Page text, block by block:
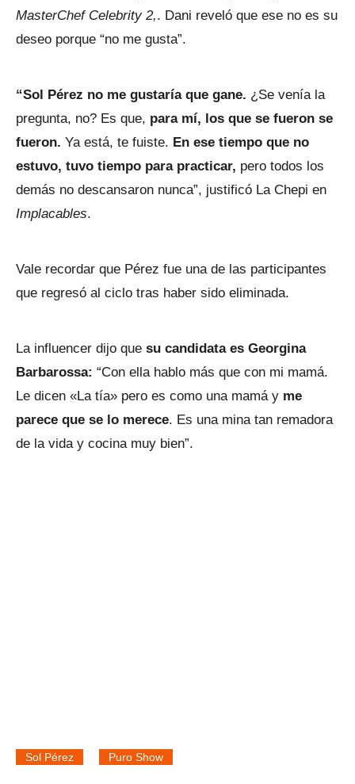
MasterChef Celebrity 2,. Dani reveló que ese no es su
deseo porque “no me gusta”.
“Sol Pérez no me gustaría que gane. ¿Se venía la
pregunta, no? Es que, para mí, los que se fueron se
fueron. Ya está, te fuiste. En ese tiempo que no
estuvo, tuvo tiempo para practicar, pero todos los
demás no descansaron nunca”, justificó La Chepi en
Implacables.
Vale recordar que Pérez fue una de las participantes
que regresó al ciclo tras haber sido eliminada.
La influencer dijo que su candidata es Georgina
Barbarossa: “Con ella hablo más que con mi mamá.
Le dicen «La tía» pero es como una mamá y me
parece que se lo merece. Es una mina tan remadora
de la vida y cocina muy bien”.
Sol Pérez Puro Show